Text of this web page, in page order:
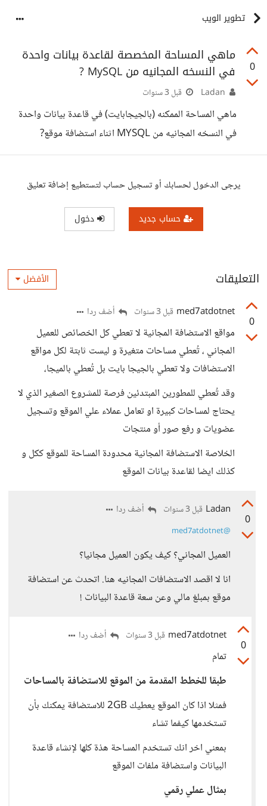
تطوير الويب
0
ماهي المساحة المخصصة لقاعدة بيانات واحدة
في النسخه المجانيه من MySQL ?
قبل 3 سنوات
ماهي المساحة الممكنه (بالجيجابايت) في قاعدة بيانات واحدة
في النسخه المجانيه من MYSQL اثناء استضافة موقع?
يرجى الدخول لحسابك أو تسجيل حساب لتستطيع إضافة تعليق
حساب جديد دخول
التعليقات الأفضل
0
med7atdotnet قبل 3 سنوات أضف ردا
مواقع الاستضافة المجانية لا تعطي كل الخصائص للعميل
المجاني ، تُعطي مساحات متغيرة و ليست ثابتة لكل مواقع
الاستضافات ولا تعطي بالجيجا بايت بل تُعطي بالميجا،
وقد تُعطي للمطورين المبتدئين فرصة للمشروع الصغير الذي لا
يحتاج لمساحات كبيرة او تعامل عملاء علي الموقع وتسجيل
عضويات و رفع صور أو منتجات
الخلاصة الاستضافة المجانية محدودة المساحة للموقع ككل و
كذلك ايضا لقاعدة بيانات الموقع
0
Ladan قبل 3 سنوات أضف ردا
@med7atdotnet
العميل المجاني؟ كيف يكون العميل مجانيا؟
انا لا اقصد الاستضافات المجانيه هنا. اتحدث عن استضافة
موقع بمبلغ مالي وعن سعة قاعدة البيانات !
0
med7atdotnet قبل 3 سنوات أضف ردا
تمام
طبقا للخطط المقدمة من الموقع للاستضافة بالمساحات
فمثلا اذا كان الموقع يعطيك 2GB للاستضافة يمكنك بأن
تستخدمها كيفما تشاء
بمعني اخر انك تستخدم المساحة هذة كلها لإنشاء قاعدة
البيانات واستضافة ملفات الموقع
بمثال عملي رقمي